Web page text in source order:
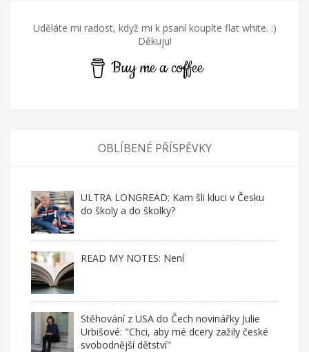
Uděláte mi radost, když mi k psaní koupíte flat white. :)
Děkuju!
Buy me a coffee
OBLÍBENÉ PŘÍSPĚVKY
ULTRA LONGREAD: Kam šli kluci v Česku
do školy a do školky?
READ MY NOTES: Není
Stěhování z USA do Čech novinářky Julie
Urbišové: "Chci, aby mé dcery zažily české
svobodnější dětství"